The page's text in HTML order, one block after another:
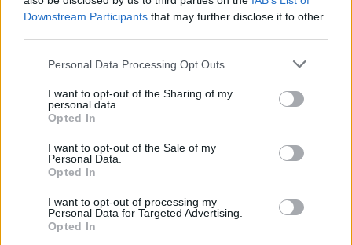
Downstream Participants that may further disclose it to other
Personal Data Processing Opt Outs
I want to opt-out of the Sharing of my
personal data.
Opted In
I want to opt-out of the Sale of my
Personal Data.
Opted In
I want to opt-out of processing my
Personal Data for Targeted Advertising.
Opted In
Netflix: 10+1 ντοκιμαντέρ για αληθινά
εγκληματα που αξίζει να δεις